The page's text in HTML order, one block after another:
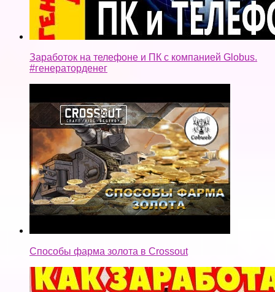
Способы фарма золота в Crossout
Как заработать в интернете без вложений 2018 /
СКОЛЬКО Я зарабатываю?